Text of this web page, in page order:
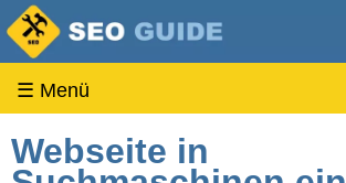
☰ Menü
Webseite in